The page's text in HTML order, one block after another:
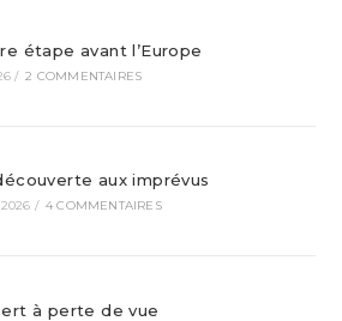
étape avant l’Europe
/ 2 COMMENTAIRES
aux imprévus
/ 4 COMMENTAIRES
à perte de vue